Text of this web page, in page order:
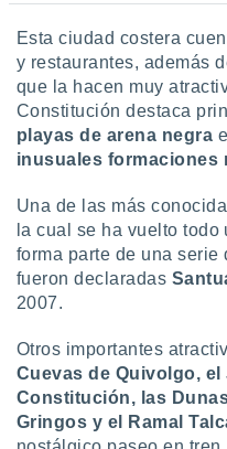
Esta ciudad costera
y restaurantes, además
que la hacen muy
Constitución destaca
playas de arena negra
inusuales formaciones
Una de las más
la cual se ha vuelto
forma parte de una serie
fueron declaradas
2007.
Otros importantes
Cuevas de Quivolgo,
Constitución, las
Gringos y el Ramal